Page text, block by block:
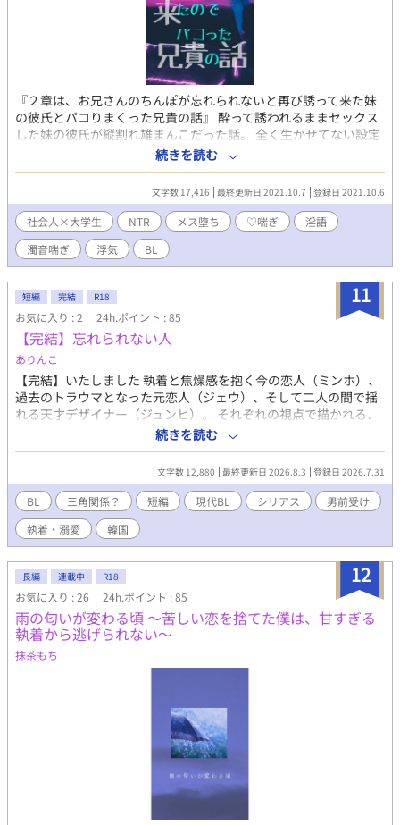
『２章は、お兄さんのちんぽが忘れられないと再び誘って来た妹
の彼氏とパコりまくった兄貴の話』 酔って誘われるままセックス
した妹の彼氏が縦割れ雄まんこだった話。 全く生かせてない設定
としては、社会人×大学生。 ２章 今度はシラフで迫られたうえ、
好き好き♡言われたのでセフレにすることにしました。（クズ）
最終的にはくっつきますが、ミゼラブルエンドって言うのかな？
これ…。 栞司×杳一 Pixiv
https://www.pixiv.net/novel/series/7754805 ムーンライトノベ
ルズ https://novel18.syosetu.com/n1704ii/ fujossy
https://fujossy.jp/books/29830 ハーメルン
https://syosetu.org/novel/406365/
続きを読む
文字数 17,416 最終更新日 2021.10.7 登録日 2021.10.6
社会人×大学生 NTR メス堕ち ♡喘ぎ
淫語
濁音喘ぎ
浮気 BL
11
短編 完結 R18
お気に入り : 2 24h.ポイント : 85
【完結】忘れられない人
ありんこ
【完結】いたしました 執着と焦燥感を抱く今の恋人（ミンホ）、
過去のトラウマとなった元恋人（ジェウ）、そして二人の間で揺
れる天才デザイナー（ジュンヒ）。 それぞれの視点で描かれる、
少しビターで切ない大人のラブストーリーです。 視点が変わるご
とに解き明かされていく彼らの本心や、すれ違う愛の行方を見守
っていただけたら嬉しいです。 ※この物語はフィクションであ
り、韓国男性の義務である兵役（徴兵）については、時系列の都
合上詳細を省略しています。ご了承ください。
続きを読む
文字数 12,880 最終更新日 2026.8.3 登録日 2026.7.31
BL 三角関係？ 短編 現代BL シリアス
男前受け
執着・溺愛
韓国
12
長編 連載中 R18
お気に入り : 26 24h.ポイント : 85
雨の匂いが変わる頃 〜苦しい恋を捨てた僕は、甘すぎる
執着から逃げられない〜
抹茶もち